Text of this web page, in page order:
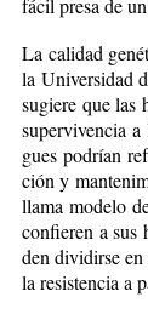
fá­cil pre­sa de
La ca­li­dad
la Uni­ver­si­dad
su­giere que las
su­per­vi­ven­cia
gues po­drían
ción y
lla­ma mo­de­lo
con­fie­ren a sus
den di­vi­dir­se
la re­sis­ten­cia a